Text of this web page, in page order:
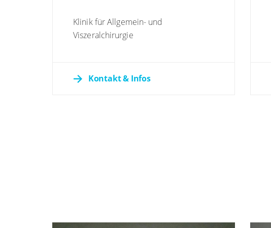
Klinik für Allgemein- und
Viszeralchirurgie
Kontakt & Infos